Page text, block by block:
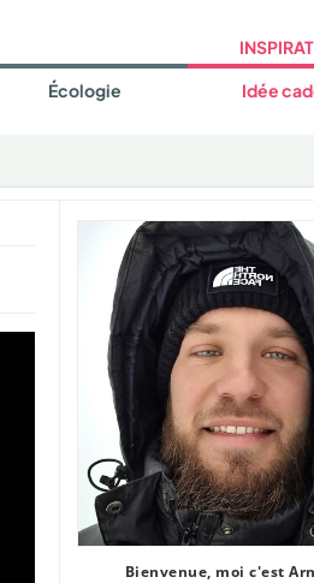
Écologie Idée
Bienvenue, moi c'est